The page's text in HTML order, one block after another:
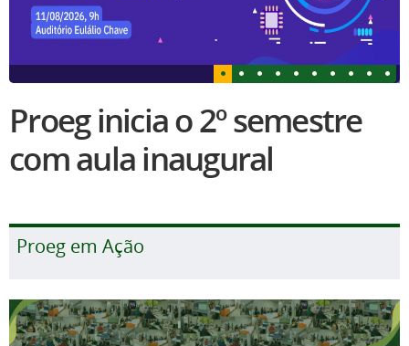
Proeg inicia o 2º semestre
com aula inaugural
Proeg em Ação